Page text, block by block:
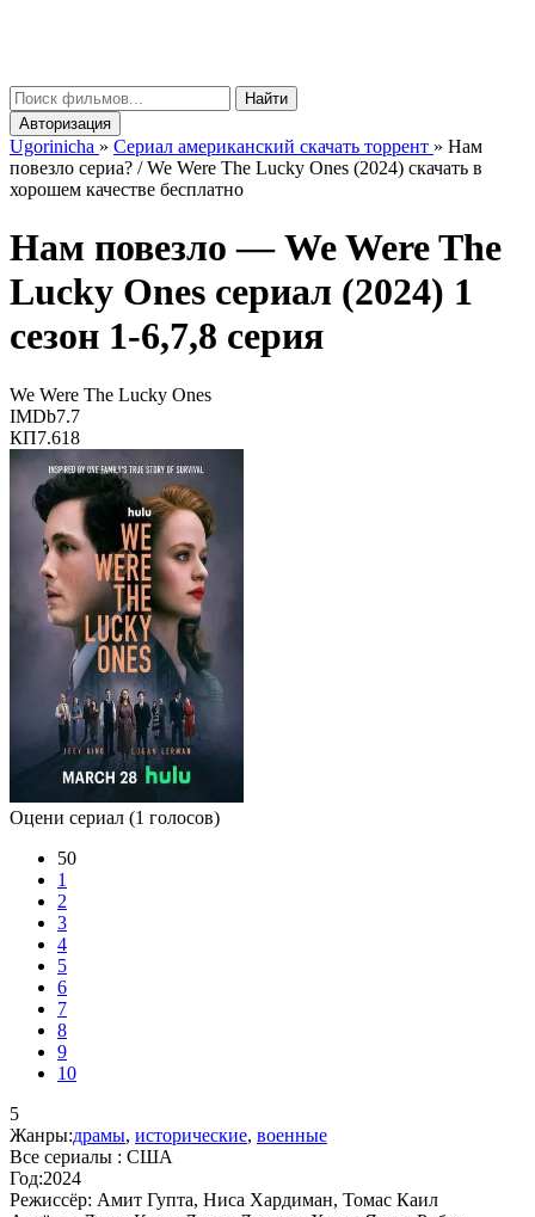
Найти
Авторизация
Ugorinicha » Сериал американский скачать торрент » Нам
повезло сериа? / We Were The Lucky Ones (2024) скачать в
хорошем качестве бесплатно
Нам повезло —We Were The
Lucky Ones сериал (2024) 1
сезон 1-6,7,8 серия
We Were The Lucky Ones
IMDb7.7
КП7.618
Оцени сериал (1 голосов)
50
1
2
3
4
5
6
7
8
9
10
5
Жанры:драмы, исторические, военные
Все сериалы : США
Год:2024
Режиссёр: Амит Гупта, Ниса Хардиман, Томас Каил